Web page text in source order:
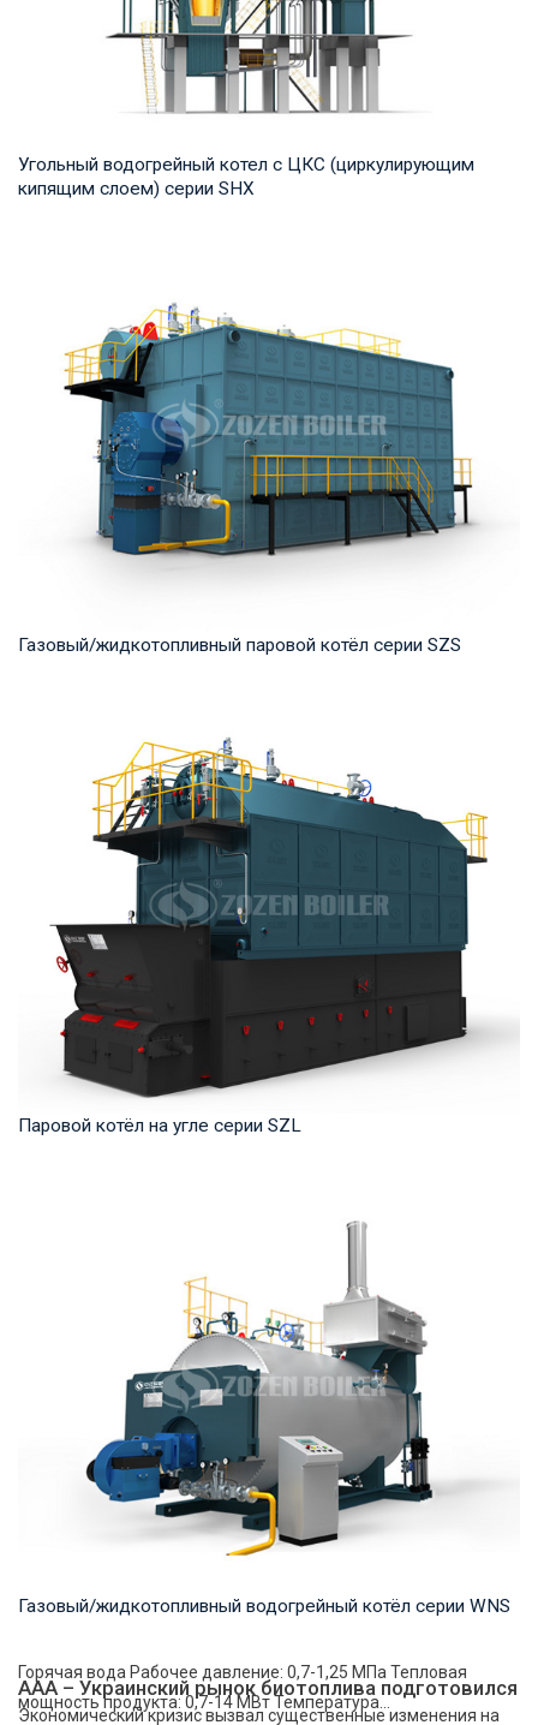
Угольный водогрейный котел с ЦКС (циркулирующим
кипящим слоем) серии SHX
Газовый/жидкотопливный паровой котёл серии SZS
продукта: 10-50 т/ч Температура на выходе...
Паровой котёл на угле серии SZL
продукта: 4-35 т/ч Температура на выходе: ...
Газовый/жидкотопливный водогрейный котёл серии WNS
Горячая вода Рабочее давление: 0,7-1,25 МПа Тепловая
мощность продукта: 0,7-14 МВт Температура...
ААА – Украинский рынок биотоплива подготовился
Экономический кризис вызвал существенные изменения на